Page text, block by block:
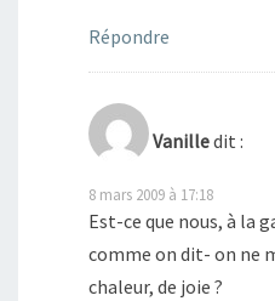
Répondre
Vanilledit :
8 mars 2009 à 17:18
Est-ce que nous, à la
comme on dit- on ne
chaleur, de joie ?